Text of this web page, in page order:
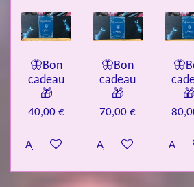
🦋Bon
cadeau
🎁
40,00 €
Ajouter au panier
🦋Bon
cadeau
🎁
70,00 €
Ajouter au panier
🎁